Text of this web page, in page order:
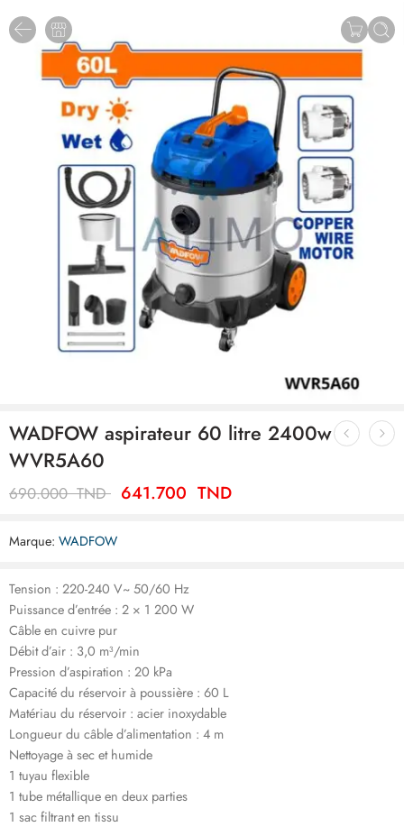
WADFOW aspirateur 60 litre 2400w
WVR5A60
690.000TND 641.700 TND
Marque: WADFOW
Tension : 220-240 V~ 50/60 Hz
Puissance d’entrée : 2 × 1 200 W
Câble en cuivre pur
Débit d’air : 3,0 m³/min
Pression d’aspiration : 20 kPa
Capacité du réservoir à poussière : 60 L
Matériau du réservoir : acier inoxydable
Longueur du câble d’alimentation : 4 m
Nettoyage à sec et humide
1 tuyau flexible
1 tube métallique en deux parties
1 sac filtrant en tissu